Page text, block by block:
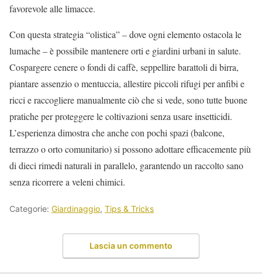
favorevole alle limacce.
Con questa strategia “olistica” – dove ogni elemento ostacola le
lumache – è possibile mantenere orti e giardini urbani in salute.
Cospargere cenere o fondi di caffè, seppellire barattoli di birra,
piantare assenzio o mentuccia, allestire piccoli rifugi per anfibi e
ricci e raccogliere manualmente ciò che si vede, sono tutte buone
pratiche per proteggere le coltivazioni senza usare insetticidi.
L’esperienza dimostra che anche con pochi spazi (balcone,
terrazzo o orto comunitario) si possono adottare efficacemente più
di dieci rimedi naturali in parallelo, garantendo un raccolto sano
senza ricorrere a veleni chimici.
Categorie: Giardinaggio, Tips & Tricks
Lascia un commento